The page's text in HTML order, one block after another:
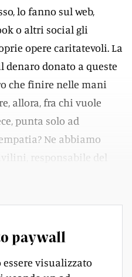
lo fanno sul web,
o altri social gli
opere caritatevoli. La
denaro donato a queste
che finire nelle mani
allora, fra chi vuole
punta solo ad
Ne abbiamo
responsabile del
paywall
visualizzato